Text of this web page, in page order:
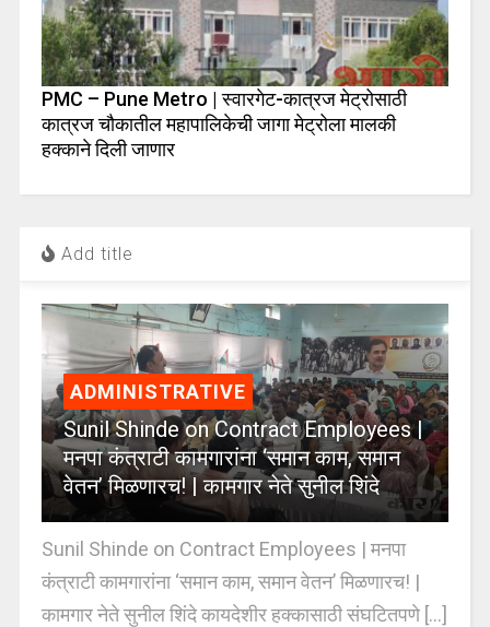
PMC – Pune Metro | स्वारगेट-कात्रज मेट्रोसाठी
कात्रज चौकातील महापालिकेची जागा मेट्रोला मालकी
हक्काने दिली जाणार
Add title
ADMINISTRATIVE
Sunil Shinde on Contract Employees |
मनपा कंत्राटी कामगारांना ‘समान काम, समान
वेतन’ मिळणारच! | कामगार नेते सुनील शिंदे
Sunil Shinde on Contract Employees | मनपा
कंत्राटी कामगारांना ‘समान काम, समान वेतन’ मिळणारच! |
कामगार नेते सुनील शिंदे कायदेशीर हक्कासाठी संघटितपणे [...]